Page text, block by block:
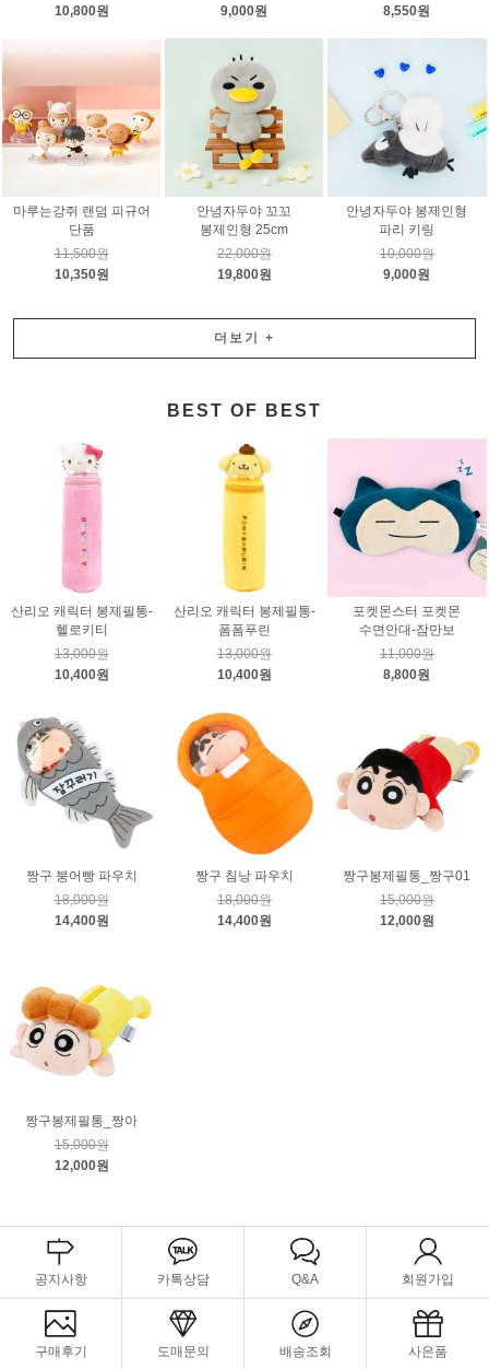
10,800원
9,000원
8,550원
마루는강쥐 랜덤 피규어
단품
11,500원
10,350원
안녕자두야 꼬꼬
봉제인형 25cm
22,000원
19,800원
안녕자두야 봉제인형
파리 키링
10,000원
9,000원
더보기 +
BEST OF BEST
산리오 캐릭터 봉제필통-
헬로키티
13,000원
10,400원
산리오 캐릭터 봉제필통-
폼폼푸린
13,000원
10,400원
포켓몬스터 포켓몬
수면안대-잠만보
11,000원
8,800원
짱구 붕어빵 파우치
18,000원
14,400원
짱구 침낭 파우치
18,000원
14,400원
짱구봉제필통_짱구01
15,000원
12,000원
짱구봉제필통_짱아
15,000원
12,000원
공지사항 카톡상담 Q&A 회원가입
구매후기 도매문의 배송조회 사은품